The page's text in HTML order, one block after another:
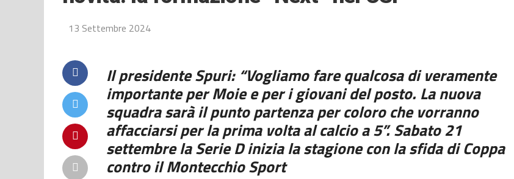
13 Settembre 2024
Il presidente Spuri: “Vogliamo fare qualcosa di veramente
importante per Moie e per i giovani del posto. La nuova
squadra sarà il punto partenza per coloro che vorranno
affacciarsi per la prima volta al calcio a 5”. Sabato 21
settembre la Serie D inizia la stagione con la sfida di Coppa
contro il Montecchio Sport